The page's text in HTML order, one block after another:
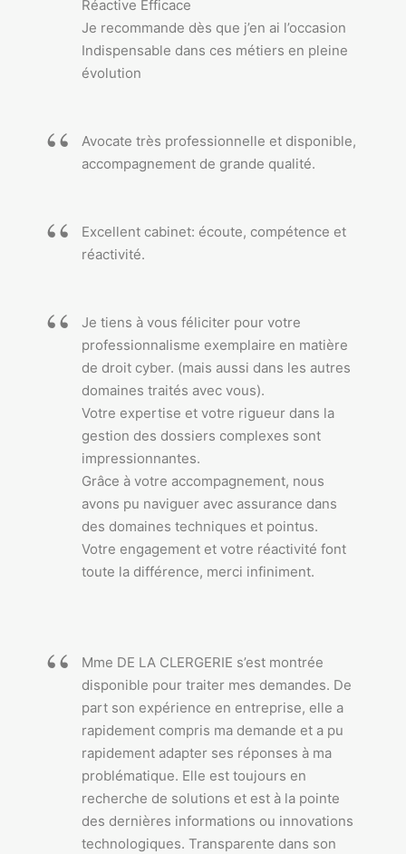
Réactive Efficace
Je recommande dès que j’en ai l’occasion
Indispensable dans ces métiers en pleine
évolution
Avocate très professionnelle et disponible,
accompagnement de grande qualité.
Excellent cabinet: écoute, compétence et
réactivité.
Je tiens à vous féliciter pour votre
professionnalisme exemplaire en matière
de droit cyber. (mais aussi dans les autres
domaines traités avec vous).
Votre expertise et votre rigueur dans la
gestion des dossiers complexes sont
impressionnantes.
Grâce à votre accompagnement, nous
avons pu naviguer avec assurance dans
des domaines techniques et pointus.
Votre engagement et votre réactivité font
toute la différence, merci infiniment.
Mme DE LA CLERGERIE s’est montrée
disponible pour traiter mes demandes. De
part son expérience en entreprise, elle a
rapidement compris ma demande et a pu
rapidement adapter ses réponses à ma
problématique. Elle est toujours en
recherche de solutions et est à la pointe
des dernières informations ou innovations
technologiques. Transparente dans son